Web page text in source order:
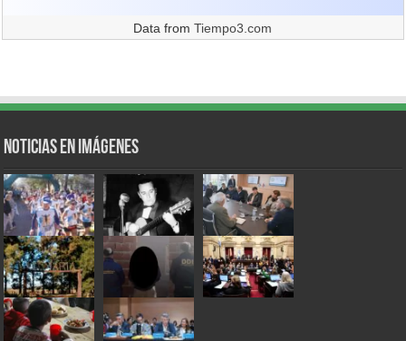
Data fromTiempo3.com
Noticias en Imágenes